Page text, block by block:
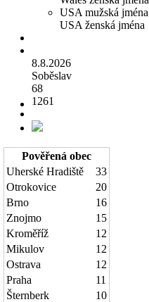
USA mužská jména
USA ženská jména
8.8.2026
Soběslav
68
1261
Pověřená obec
Uherské Hradiště
33
Otrokovice
20
Brno
16
Znojmo
15
Kroměříž
12
Mikulov
12
Ostrava
12
Praha
11
Šternberk
10